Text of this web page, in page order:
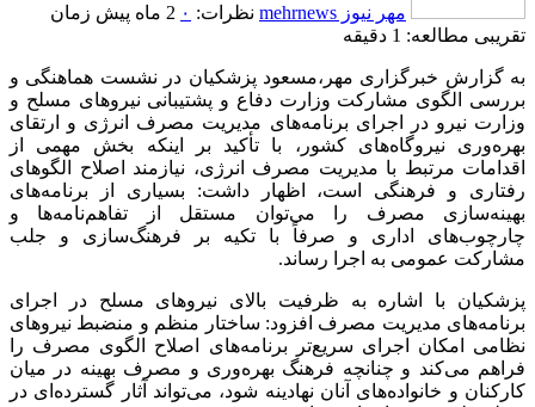
مهر نیوز mehrnews نظرات: ۰ 2 ماه پیش
زمان
تقریبی مطالعه: 1 دقیقه
به گزارش خبرگزاری مهر،مسعود پزشکیان در نشست هماهنگی و
بررسی الگوی مشارکت وزارت دفاع و پشتیبانی نیروهای مسلح و
وزارت نیرو در اجرای برنامه‌های مدیریت مصرف انرژی و ارتقای
بهره‌وری نیروگاه‌های کشور، با تأکید بر اینکه بخش مهمی از
اقدامات مرتبط با مدیریت مصرف انرژی، نیازمند اصلاح الگوهای
رفتاری و فرهنگی است، اظهار داشت: بسیاری از برنامه‌های
بهینه‌سازی مصرف را می‌توان مستقل از تفاهم‌نامه‌ها و
چارچوب‌های اداری و صرفاً با تکیه بر فرهنگ‌سازی و جلب
مشارکت عمومی به اجرا رساند.
پزشکیان با اشاره به ظرفیت بالای نیروهای مسلح در اجرای
برنامه‌های مدیریت مصرف افزود: ساختار منظم و منضبط نیروهای
نظامی امکان اجرای سریع‌تر برنامه‌های اصلاح الگوی مصرف را
فراهم می‌کند و چنانچه فرهنگ بهره‌وری و مصرف بهینه در میان
کارکنان و خانواده‌های آنان نهادینه شود، می‌تواند آثار گسترده‌ای در